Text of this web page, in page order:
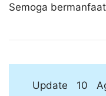
Semoga
Update 10